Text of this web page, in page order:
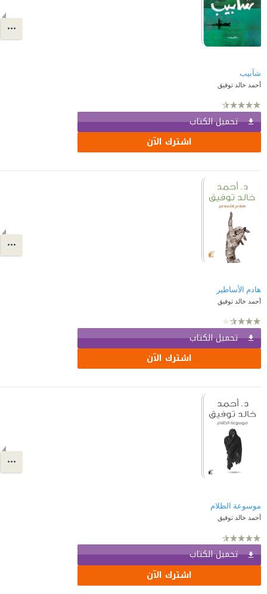
شآبيب
أحمد خالد توفيق
تحميل الكتاب
اشترك الآن
هادم الأساطير
أحمد خالد توفيق
تحميل الكتاب
اشترك الآن
موسوعة الظلام
أحمد خالد توفيق
تحميل الكتاب
اشترك الآن